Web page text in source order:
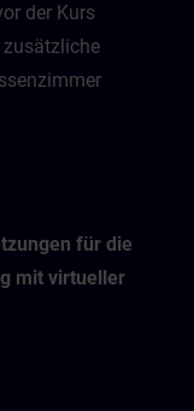
der Kurs
zusätzliche
für die
mit virtueller